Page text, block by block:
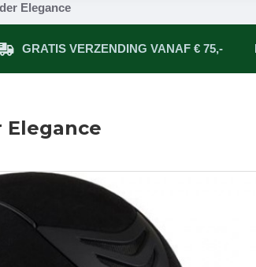
Elegance
GRATIS VERZENDING VANAF € 75,-
Elegance